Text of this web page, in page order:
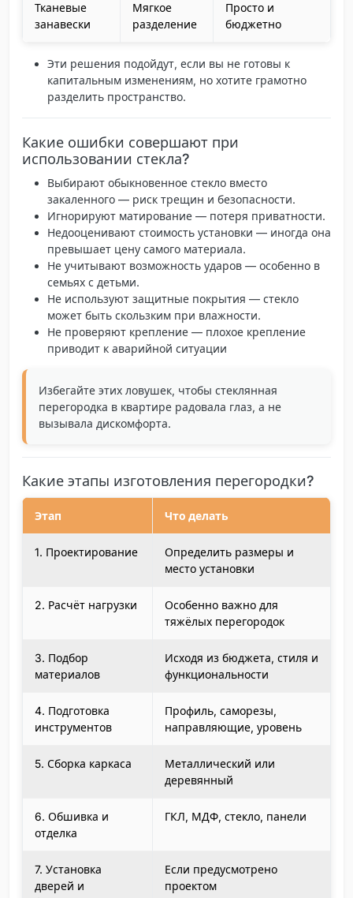
Тканевые
занавески
Мягкое
разделение
Просто и
бюджетно
Эти решения подойдут, если вы не готовы к
капитальным изменениям, но хотите грамотно
разделить пространство.
Какие ошибки совершают при
использовании стекла?
Выбирают обыкновенное стекло вместо
закаленного — риск трещин и безопасности.
Игнорируют матирование — потеря приватности.
Недооценивают стоимость установки — иногда она
превышает цену самого материала.
Не учитывают возможность ударов — особенно в
семьях с детьми.
Не используют защитные покрытия — стекло
может быть скользким при влажности.
Не проверяют крепление — плохое крепление
приводит к аварийной ситуации
Избегайте этих ловушек, чтобы стеклянная
перегородка в квартире радовала глаз, а не
вызывала дискомфорта.
Какие этапы изготовления перегородки?
Этап Что делать
1. Проектирование
Определить размеры и
место установки
2. Расчёт нагрузки
Особенно важно для
тяжёлых перегородок
3. Подбор
материалов
Исходя из бюджета, стиля и
функциональности
4. Подготовка
инструментов
Профиль, саморезы,
направляющие, уровень
5. Сборка каркаса
Металлический или
деревянный
6. Обшивка и
отделка
ГКЛ, МДФ, стекло, панели
7. Установка
дверей и
Если предусмотрено
проектом